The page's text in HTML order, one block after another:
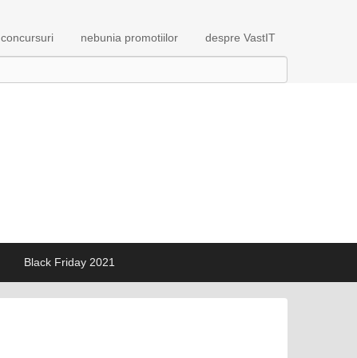
concursuri nebunia promotiilor despre VastIT
Black Friday 2021